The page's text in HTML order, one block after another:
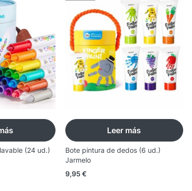
(24 ud.)
Leer más
Bote pintura de dedos (6 ud.)
Jarmelo
9,95 €